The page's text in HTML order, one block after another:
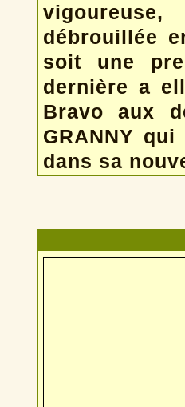
débrouillée
soit une
dernière a
Bravo aux
GRANNY
dans sa